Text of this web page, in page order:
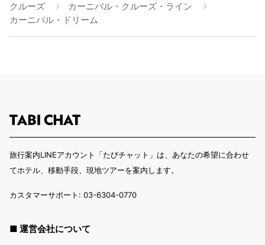
クルーズ
カーニバル・クルーズ・ライン
カーニバル・ドリーム
旅行案内LINEアカウント「たびチャット」は、あなたの希望に合わせ
てホテル、移動手段、現地ツアーを案内します。
カスタマーサポート: 03-6304-0770
■ 運営会社について